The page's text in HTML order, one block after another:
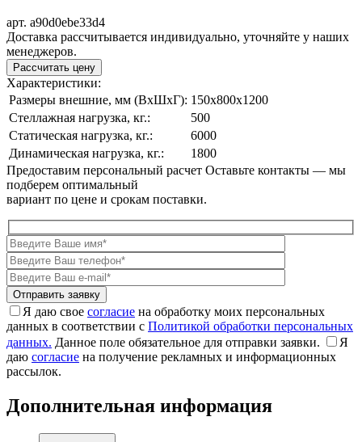
арт. a90d0ebe33d4
Доставка рассчитывается индивидуально, уточняйте у наших
менеджеров.
Рассчитать цену
Характеристики:
Размеры внешние, мм (ВxШxГ): 150x800x1200
Стеллажная нагрузка, кг.:
500
Статическая нагрузка, кг.:
6000
Динамическая нагрузка, кг.:
1800
Предоставим персональный расчет Оставьте контакты — мы
подберем оптимальный
вариант по цене и срокам поставки.
Я даю свое согласие на обработку моих персональных
данных в соответствии с Политикой обработки персональных
данных. Данное поле обязательное для отправки заявки.
Я
даю согласие на получение рекламных и информационных
рассылок.
Дополнительная информация